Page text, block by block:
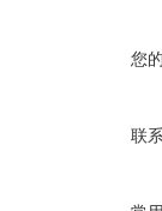
您
联